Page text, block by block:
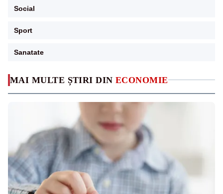
MAI MULTE ȘTIRI DIN ECONOMIE
Social
Sport
Sanatate